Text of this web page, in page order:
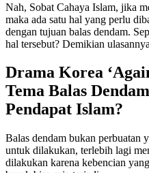
Nah, Sobat Cahaya Islam, jika
maka ada satu hal yang perlu
dengan tujuan balas dendam.
hal tersebut? Demikian
Drama Korea
Tema Balas
Pendapat Islam?
Balas dendam bukan perbuatan
untuk dilakukan, terlebih lagi
dilakukan karena kebencian